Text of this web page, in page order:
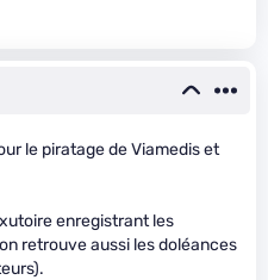
le piratage de Viamedis et
enregistrant les
retrouve aussi les doléances